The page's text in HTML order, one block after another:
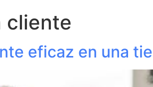
cliente
eficaz en una